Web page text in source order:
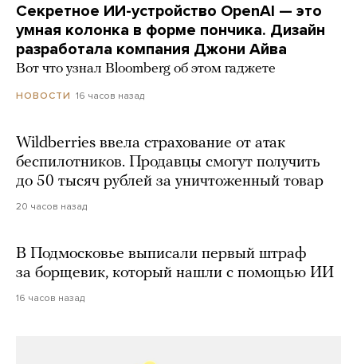
Секретное ИИ-устройство OpenAI — это
умная колонка в форме пончика. Дизайн
разработала компания Джони Айва
Вот что узнал Bloomberg об этом гаджете
НОВОСТИ 16 часов назад
Wildberries ввела страхование от атак
беспилотников. Продавцы смогут получить
до 50 тысяч рублей за уничтоженный товар
20 часов назад
В Подмосковье выписали первый штраф
за борщевик, который нашли с помощью ИИ
16 часов назад